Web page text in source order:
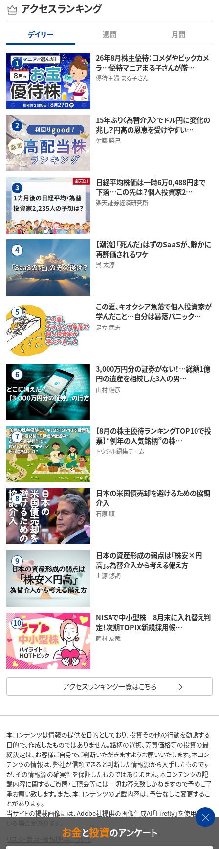
アクセスランキング
デイリー 週間 月間
1
26年8月株主優待：コメダやビックカメ
ラ…優待マニアまる子さんが厳…
優待主婦 まる子さん
2
15年ぶり〈為替介入〉でドル円に変化の
兆し？円高の恩恵を受けやすい…
佐藤 勝己
3
日経平均株価は一時6万0,488円まで
下落…この先は？個人投資家2…
楽天証券経済研究所
4
【潮流】「死んだ」はずのSaaSが、静かに
再評価されるワケ
呉 太淳
5
この夏、キオクシア急落で個人投資家が
学んだこと…自分は暴落パニック…
足立 武志
6
3,000万円分の証券がない！…総額1億
円の遺産を相続した3人の男…
山村 暢彦
7
【8月の株主優待ランキングTOP10で投
票】“例年の人気銘柄”の株…
トウシル編集チーム
8
日本の米国債売却を避けるための協調
介入
石原 順
9
日本の資産形成の弱点は「株安×円
高」。為替介入から考える備え方
上源 悠詞
10
NISAで中小型株 8月末に入れ替え判
定！次期TOPIX新規採用候…
岡村 友哉
アクセスランキング一覧はこちら
本コンテンツは情報の提供を目的としており、投資その他の行動を勧誘する
目的で、作成したものではありません。銘柄の選択、売買価格等の投資の最
終決定は、お客様ご自身でご判断いただきますようお願いいたします。本コン
テンツの情報は、弊社が信頼できると判断した情報源から入手したものです
が、その情報源の確実性を保証したものではありません。本コンテンツの記
載内容に関するご質問・ご照会等には一切お答え致しかねますので予めご了
承お願い致します。また、本コンテンツの記載内容は、予告なしに変更するこ
とがあります。
当サイトの掲載画像には、Adobe社提供の画像生成AI「Firefly」を使用して
リスク・費用・情報提供について
お金と投資のアンケート